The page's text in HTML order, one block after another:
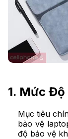
1. Mức Độ
Mục tiêu
bảo vệ
độ bảo vệ